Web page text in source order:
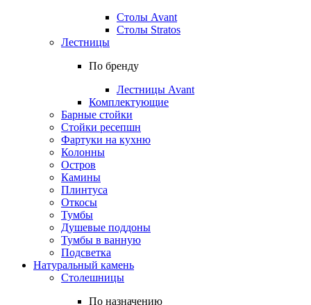
Столы Avant
Столы Stratos
Лестницы
По бренду
Лестницы Avant
Комплектующие
Барные стойки
Стойки ресепшн
Фартуки на кухню
Колонны
Остров
Камины
Плинтуса
Откосы
Тумбы
Душевые поддоны
Тумбы в ванную
Подсветка
Натуральный камень
Столешницы
По назначению